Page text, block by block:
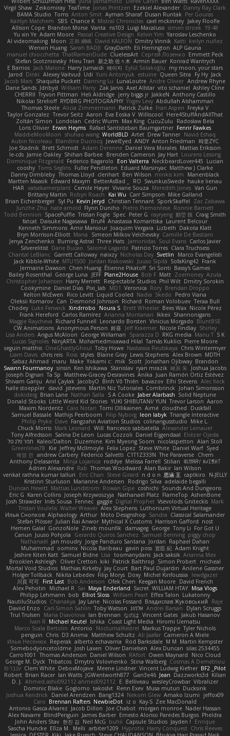
Virgil Shaw Zeikomiray TeaTime Jonas Printzen Ezekiel Alexander Danny Ray Clark
BAMA Studio Toms Anton Smit Ayman Sharaf Dusan Runtak Per Gouras
Kaitlyn Matchem
SBS Chance K Mistral Chronicles cael mckinney Jakey Floofle
Allison Cope Brandon Morse Vanta ns103 Luigi Macaluso simen stroek 19:48
Yu xin Ye Adam Moore Pascal Creative Design Kelvin Yim Yaroslav Leschenko
AI videomaking Moon 正和 綱嶋 David KALFON Dmitry Vinnik Katti keilyn nuñez
Wenxin Huang Sarah BADJI GrayDarth Eli Herrington ALP Gauna
manuel chiocchetta ThatRamenDude CluelessArt Cергей Лозенко Emmett Peck
Stefan Scotzniovsky Hieu Tran 新之助 佐々木 Armin Bauer Konrad Wantrych
E Barrios Jack Malone Harry Jumaidi 에이지 Eylül Solakoğlu
my moon, your stars
Jarod Dinki Alexey Vaitvud Udi Yurii Antonyuk estuine Queen Sitra Fy Hy Jack
Jacob Mars Shaquita Puckett Danning Lu LunaLoutre Andre Olivier Andrew Rhyne
Dane Sands Jdnbyd William Parry Zak Jarvis Axel Allstar vito schaniel Ashley Cline
CHERRII Tryvon Pittman Heli Aldridge jerry biggs jr JakkeN Anthony Castillo
Nikolai Strelioff RYDBRG PHOTOGRAPHY Yogev Levy Abdullah Alshammari
Thomas Steele Alicia Zimmermann Patrick Zulke Fran Aspen Freyka V
Taylor Gonzalez Trevor Seitz Aaron Eva Eoska V Williscool
Here4StuffAndAllThat
Zoltán Simon
Londolan Cedric Wurm Max King CucuZulu
Radosław Bela
Loris Olivier Erwin Heyms Rafael Santisteban Baumgartner Fenrir Fawkes
MaddieMooMoon shuhao wang WorldBLD Artet Drew Tanner Navid Eshaq
Aubin Nicoleau
Blandine Ducrocq JewelEyed ANDY Anton Friedman 時里ZYC
Joe Stadnik Brett Schmidt Adam Derenne Daniel Vera Morales Mattias Eriksson
le-cds Jamie Oakley Shihan Barbee Brenden Cameron Jay Hart Lourens Lessing
Dominique Fitzgerald Federico Bagarolo Eon Valterra NeckbeardLover445 Lucian
cooshy Toms Seglins Fuller Pendleton Eduard Marsinyac Matthew J Clarke
Danny Dimbleby Thomas Lloyd clenhart Ben Wilson minkis kim
Manenblack
Martten Maasik Edward Maxym BetterAsBad _ RO SwunkusSwede hauke lienau
HAR valsekamerplant Cemile Høyer Viviane Souza Meredith Jones Van Gun
Brittany Martin Robyn Roach Kai Wu Carr Simpson Mike Galland
Brian Eichenberger Syl Pu Kevin Jeryd Christian Tennant SporkSkaffel
Zac Zabawa
Junzhe Zhu nate arnold Flynn Duniho Pietro Piemontese Ronnie Barnett
Todd Bennion SpacePuffle Tristan Fogle Spec Peter G rayryeng 鸝瑩 魏 Craig Smith
fatcat Daisuke Nagasawa Bruf4 Anastasia Komaritska Laurent Belcour
Kenneth Simmons Amir Mansour Joaquim Vergara Lizbeth Dakota Klatt
Bryn Morrison-Elliott Mana Simeon Milkov Velchevsky Camille De Bastiani
Jenya Zenchenko Burning Astral Three Hats Jamonidas Soul Evans Carlos Javier
Silverelitist Dane Bucao Salomé Lagarde Patricio Torres Clara Truchsess
Chantal LeBlanc Garrett Calloway nøixzy Nicholas Day Svetlin
Marco Evangelisti
Jack Kibble-White MTU1500 Jordan Krakowski Juuso Sipilä SofaKing42 Frank
Jermaine Dawson Chen Huang Étienne Pikatoff Sri Sonti Bassy's Games
Bailey Rosenthal George Luna JEFF Plane2House Bob F Matt Zoemoney Azula
Christopher Johansen Harry Merrett Respectable Studios Phil Wilt Dmitry Sorokin
Cookymine Daniel Dias Pixi_lab MD1 Veronica Rory Brendan Droppo
Kelton McEwen
Rico Levitt Liquid Cooled Nadia Skedo
Pedro Viana
Oleksii Komarov Can Desmond Johnson Richard Roman Volobuev Teraa Bull
Chodey Luke Fenwick Xindrrobo Noura S Brett Wheeler Bees Wax Nicole Pérez
Frank Hereford Carlos Ramírez Arianna Montanari Ikkeii Shannonigans
Maggie Raycheva Richard Funnell Leonardo Borsten Vinicius Morgado BluntBSE
CW Animations Anonymous Person 鈴葵 Jeff Kraemer Nicole Findlay Shirley
Lisa Anders Angus McAloon George Willaman Sparazza D RKG media Manu T S K
Lucas Signoles NinjARTA Mohamedmoawad Hilal Tamás Kuklics Pierre Moore
seguin matthis OneGhastlyGhoul Toby Howe Nastassia Reutskaya Chris Wintermyer
Liam Davis chris reis Ross styles Blaine Gray Lewis Stephens Alex Brown MDTH
Sabaz Ahmad maru Make Yokami c: mik Scott Jonathan Ojibway Brandon
Swann Fourmanoy sinsin Ken Ishikawa Stanislav ryan mrazik 峻辰 朱
Joshua Jacobs
Joseph Dignan Ta Sp Matthew-Gracey Desravines Anika Juan Ramón Ortiz Estévez
Shivam Ganju Anıl Çaylak JacobyO Bình Võ Thiên bavazov Elhi Stevens Alec Keck
halle stoeppler david jstevens Martín Niz Tutoriales Combrinck Johan Simonsson
dokiderg Brian Lane Nathan Salla S A Cooke Jaber Alarbash Solid Neptune
Donald Stooks Little Weird Kid Stories YUKI SHIBUTANI/ YUN Trevor Larson Aaron
Maxim Nordentz
Caio Notari Tomi Ollikainen Aimé cloudhed
Duskfall
Samuel Bassale Mathijs Peerboom Filip Nyborg leon labyk Triangle Interactive
Philip Pryke Dave Fangzahn Aviation Studios colinangusstudio Mike L.
Chuck Morris Mark Leonard Will francesco sabbatella Alexander Leinauer
Tony Alfredsson Salina De Leon Lucas Cozzoli Daniel Eijgendaal Eliézer Ojeda
תמר פלג טל
Kaleo/Dalton Duzemine Kim Myeong Soom nicolaspetton Alan Stoll
Greenlines78
Kie Jeffrey McIlmoyle Felix Lopez Steve White Daniel Warf Syed
혜영 전 andrew Carbery Federico Salvetti C1T1Z333N The Paraverse Chem
Anthony Delasanta
Minja Lojanica roddye Melissa Farrell Stilian ꌃ꒒ꀎꋪꋪꌩ ꀘꈤꀤꁅꃅ꓄
Adrien Alexandre Rab Thomas Woodward Alan Bakir Ian Wilson
venkat rathna kumar talluri
Eric Chan Steve Girard n d o n 思涵 王 captkiro
N-JELLY
Kristinn Sturluson Marianne Andersen Rodrigo Silva adelaide begalli
Duncan Hewitt Mattias Lundstrom Rowan Gipe coshichi Sounds And Dungeons
Eric G Karen Collins Joseph Krzywoszyja Nathanaël Platz FlameTop AshenBone
Josh Strawder Inês Sousa Fennec gaggle Digital Prophet Vsevolods Gniteckis Mark
Tristan Voulelis Walter Weaver Alex Stephens Luthonium Virtual Heritage
Илья Снопков Alphaology Arthur Moto Designshop Sandra Classical Salamander
Stefan Plösser Julian Rai Anwor Mythical X Customs Harrison Gafford nost
Hemen Galal GonzoNole Zineb mounfik damageg George Tony Li For Got U
Canun Juuso Pohjola Gerardo Quiros Sanchez Samuel Benning piggy chop
Nathanaël jan moudry Jorge Panduro Santana Jordan Raphael Dahan
Muhammad oominx Nicola Baribeau gavin poss 宣臣 紀 Adam Knight
Jeshire Kiten Katt Samuel Bidne Lisa toomanydans Jack saksik Arianna Mex
Brooklen Ashleigh
Oliver Cretton kiki Patrick Balthrop Simon Probert micheal
Mortal Void Studios Mathias Kirkeby Jay Court Bart Paul Dujardin Anilene Gassner
Holger Tollbäck Nikita Lebedev Filip Morys Doxy Michel Kinfoussia
lewdgazer
川頁 可可 First Last Bob Anderson Ofek Chen Keegan Moore David French
Alex Pehotin
Michael R Sai Maya Enderland Sxcret WILLIAM HTAY Misa Vlogs
Philipp Lehmann bob Elliot Sloss William Peart Effex Talon Lukatonny
NautiluStudios Chanakya Jay Lane Nicolas Fossard Владислав Жуковський
Raje
Daviid Enzo
Carl-Simon Sahlin Toby Watson אלמוג Andrei Barsan
Dylan Scruggs
Trul Trulsen
Maria Diavolova Ian Brennan なのは Vincent Gates Jakub Hasanov
Ivan R Michael Keutel Ishika Coast Light Media Hiromi Uematsu
Marco Scala Bertolin Antonio NocturnalKestrel Markus Trappe Tyler Nichols
penguin Chris D3 Anima Matthew Schultz Ali Jaafar Cameron A Miele
Илья Несенюк Reperak alberto echavarria Rod Barksdale M M Martin Kempster
Somebodyoncetoldme Josh Laxen Oliver Danielsen Alex Duncan silas 2534455
Carro1001
Thomas Anderson Daniel Wilson RAfort Owen Maynard
Nico Cloud
George M. Dyck Thbatcos Dmytro Volovnenko Stina Walberg Cosmas A Demetriou
ענבר פז Clem White DeboxMojave Meene Lindner Vincent Ludwig Kiefner BF2 _Pilot
Robert Brian Racer Ian Watts JGWentworth877 Gan3e46 Jean Dazzworks3d Kilian
D. J. Ahmed.ashii092112 ahmed092112 E. Belliveau wesleyCrowbar Vibralizer
Dominic Blake Goglomo takoslvt Renn Exev Musa muturi Ducksink
Joshua Kendrick
Daniel Arendzen Bang1324 Nekom Glew Amako Izumi
jeffox09
Caro Brennan Rafters NewbieDot iz o Kay-S Zee MacDonald
Antonio Gasca-Alvarez Jacob Dillon Joe Chabot morgan monroe Nader Hassan
Alex Navarre BlindPenguin James Barber Ernesto Alonso Paredes Burgos Pheldra
John Anders Stav 현진 김 Neil McG buhii Capsule Studios Jayden !
Enrique
Sascha Huncke Elīza M. Melli arbiter1209 Hyprotix Harry Conquest Chris Reeves